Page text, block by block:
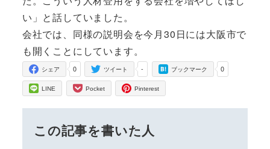
い」と話していました。
会社では、同様の説明会を今月30日には大阪市で
も開くことにしています。
0
シェア -
ツイート 0
ブックマーク
LINE Pocket Pinterest
この記事を書いた人